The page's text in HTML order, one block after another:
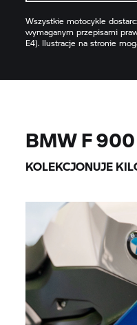
Wszystkie motocykle
wymaganym przepisami
E4). Ilustracje na stronie
BMWF
KOLEKCJONUJE